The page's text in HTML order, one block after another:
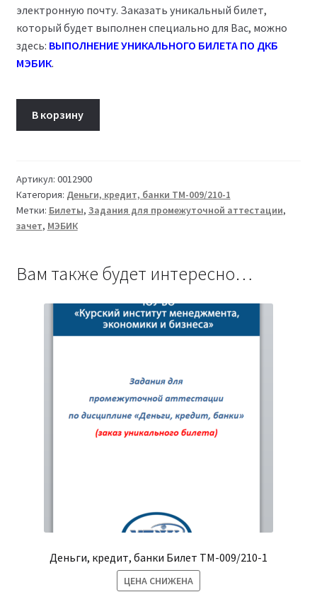
электронную почту. Заказать уникальный билет,
который будет выполнен специально для Вас, можно
здесь: ВЫПОЛНЕНИЕ УНИКАЛЬНОГО БИЛЕТА ПО ДКБ
МЭБИК.
Деньги,
кредит,
банки
ТМ-009/210-
В корзину
Артикул: 0012900
Категория: Деньги, кредит, банки ТМ-009/210-1
Метки: Билеты, Задания для промежуточной аттестации,
зачет, МЭБИК
Вам также будет интересно…
Деньги, кредит, банки Билет ТМ-009/210-1
ЦЕНА СНИЖЕНА